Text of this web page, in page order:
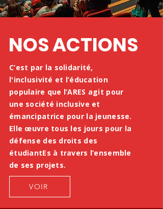
NOS ACTIONS
C’est par la solidarité,
l'inclusivité et l’éducation
populaire que l’ARES agit pour
une société inclusive et
émancipatrice pour la jeunesse.
Elle œuvre tous les jours pour la
défense des droits des
étudiantEs à travers l’ensemble
de ses projets.
VOIR